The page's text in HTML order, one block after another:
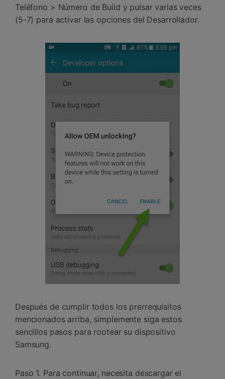
Teléfono > Número de Build y pulsar varias veces
(5-7) para activar las opciones del Desarrollador.
Después de cumplir todos los prerrequisitos
mencionados arriba, simplemente siga estos
sencillos pasos para rootear su dispositivo
Samsung.
Paso 1. Para continuar, necesita descargar el